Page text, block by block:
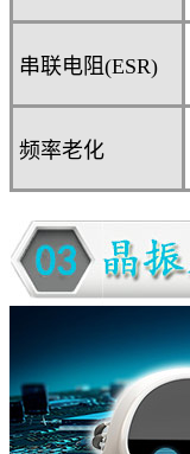
串联电阻(ESR)
频率老化